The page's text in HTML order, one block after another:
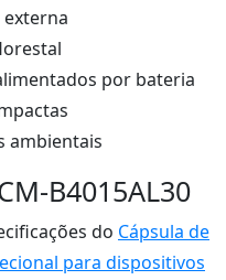
por bateria
ambientais
B4015AL30
do Cápsula de
para dispositivos